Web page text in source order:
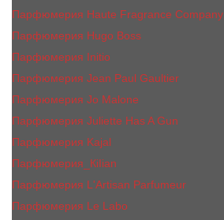
Парфюмерия Haute Fragrance Company
Парфюмерия Hugo Boss
Парфюмерия Initio
Парфюмерия Jean Paul Gaultier
Парфюмерия Jо Malоnе
Парфюмерия Juliette Has A Gun
Парфюмерия Kajal
Парфюмерия_КiIiаn
Парфюмерия L'Artisan Parfumeur
Парфюмерия Le Labo